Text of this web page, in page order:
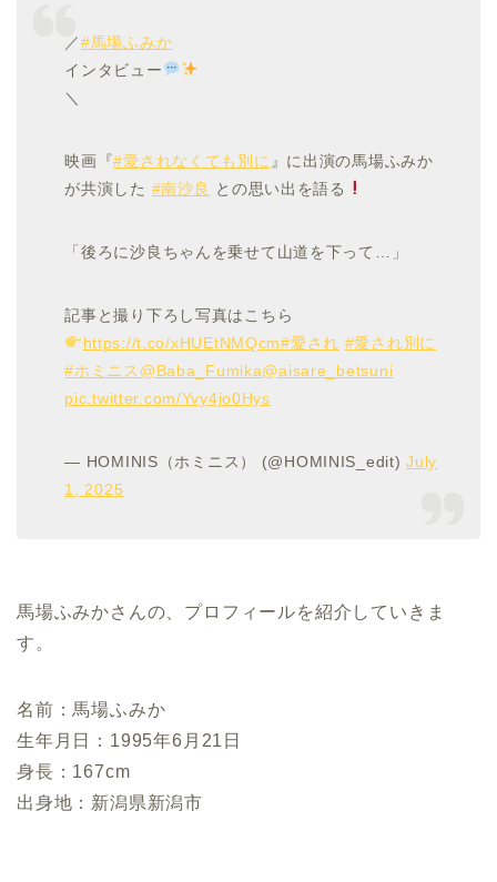
／#馬場ふみか
インタビュー
＼
映画『#愛されなくても別に 』に出演の馬場ふみか
が共演した #南沙良 との思い出を語る
「後ろに沙良ちゃんを乗せて山道を下って…」
記事と撮り下ろし写真はこちら
https://t.co/xHUEtNMQcm#愛され #愛され別に
#ホミニス @Baba_Fumika@aisare_betsuni
pic.twitter.com/Yvy4jo0Hys
— HOMINIS（ホミニス） (@HOMINIS_edit)July
1, 2025
馬場ふみかさんの、プロフィールを紹介していきま
す。
名前：馬場ふみか
生年月日：1995年6月21日
身長：167cm
出身地：新潟県新潟市